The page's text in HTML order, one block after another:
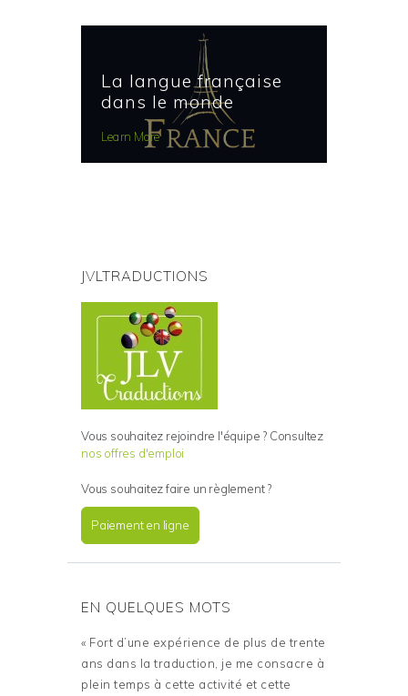
La langue française
dans le monde
Learn More
JVLTRADUCTIONS
Vous souhaitez rejoindre l'équipe ? Consultez
nos offres d'emploi
Vous souhaitez faire un règlement ?
Paiement en ligne
EN QUELQUES MOTS
« Fort d’une expérience de plus de trente
ans dans la traduction, je me consacre à
plein temps à cette activité et cette